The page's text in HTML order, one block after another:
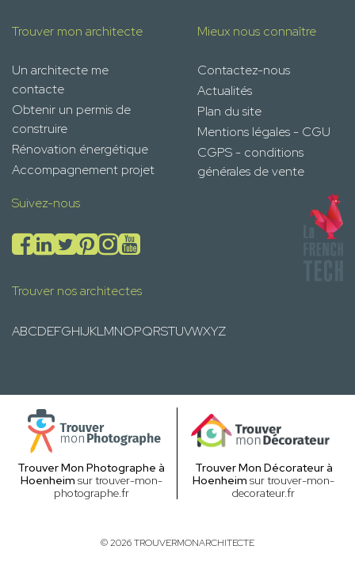
Trouver mon architecte
Un architecte me
contacte
Obtenir un permis de
construire
Rénovation énergétique
Accompagnement projet
Mieux nous connaître
Contactez-nous
Actualités
Plan du site
Mentions légales - CGU
CGPS - conditions
générales de vente
Suivez-nous
Trouver nos architectes
ABCDEFGHIJKLMNOPQRSTUVWXYZ
Trouver Mon Photographe à
Hoenheim sur trouver-mon-
photographe.fr
Trouver Mon Décorateur à
Hoenheim sur trouver-mon-
decorateur.fr
© 2026 TROUVERMONARCHITECTE